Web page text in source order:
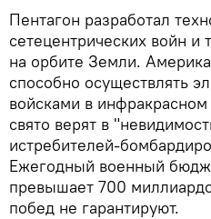
Пентагон разработал
сетецентрических войн и
на орбите Земли.
способно осуществлять
войсками в
свято верят в
истребителей-
Ежегодный военный
превышает 700
побед не гарантируют.